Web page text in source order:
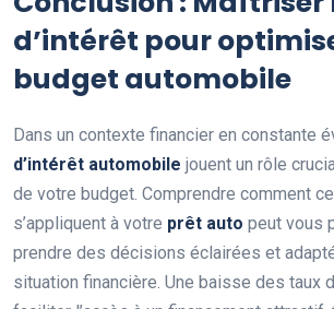
d’intérêt pour
budget automobile
Dans un contexte financier en constante
d’intérêt automobile jouent un rôle
de votre budget. Comprendre comment
s’appliquent à votre prêt auto peut vous
prendre des décisions éclairées et
situation financière. Une baisse des taux